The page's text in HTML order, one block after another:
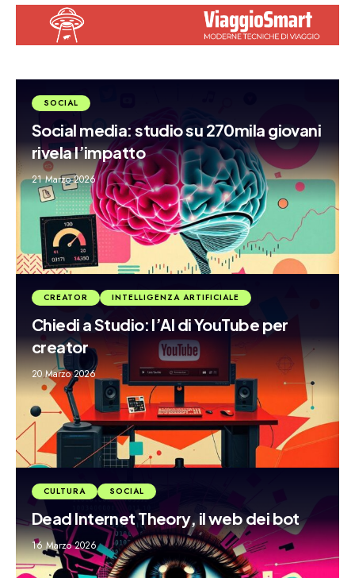
SOCIAL
Social media: studio su 270mila giovani
rivela l’impatto
21 Marzo 2026
CREATOR INTELLIGENZA ARTIFICIALE
Chiedi a Studio: l’AI di YouTube per
creator
20 Marzo 2026
CULTURA SOCIAL
Dead Internet Theory, il web dei bot
16 Marzo 2026